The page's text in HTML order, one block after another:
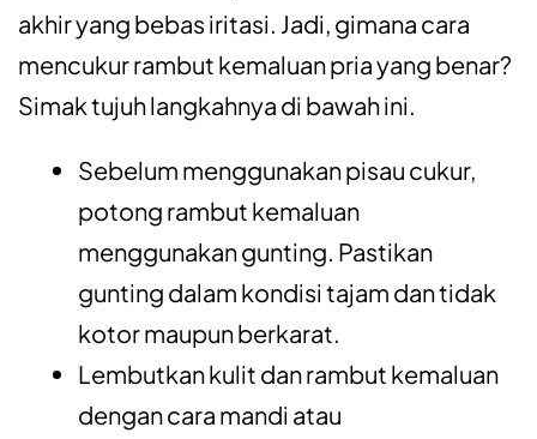
akhir yang bebas iritasi. Jadi, gimana cara
mencukur rambut kemaluan pria yang benar?
Simak tujuh langkahnya di bawah ini.
Sebelum menggunakan pisau cukur,
potong rambut kemaluan
menggunakan gunting. Pastikan
gunting dalam kondisi tajam dan tidak
kotor maupun berkarat.
Lembutkan kulit dan rambut kemaluan
dengan cara mandi atau